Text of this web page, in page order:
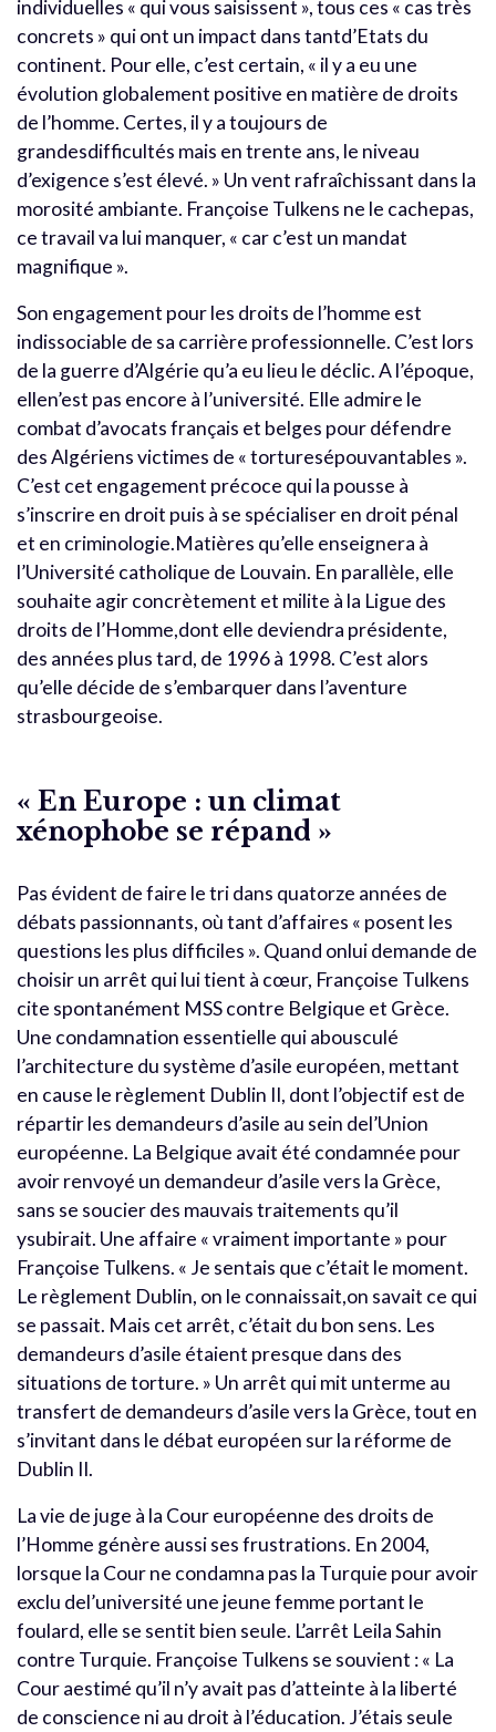
individuelles « qui vous saisissent », tous ces « cas très
concrets » qui ont un impact dans tantd’Etats du
continent. Pour elle, c’est certain, « il y a eu une
évolution globalement positive en matière de droits
de l’homme. Certes, il y a toujours de
grandesdifficultés mais en trente ans, le niveau
d’exigence s’est élevé. » Un vent rafraîchissant dans la
morosité ambiante. Françoise Tulkens ne le cachepas,
ce travail va lui manquer, « car c’est un mandat
magnifique ».
Son engagement pour les droits de l’homme est
indissociable de sa carrière professionnelle. C’est lors
de la guerre d’Algérie qu’a eu lieu le déclic. A l’époque,
ellen’est pas encore à l’université. Elle admire le
combat d’avocats français et belges pour défendre
des Algériens victimes de « torturesépouvantables ».
C’est cet engagement précoce qui la pousse à
s’inscrire en droit puis à se spécialiser en droit pénal
et en criminologie.Matières qu’elle enseignera à
l’Université catholique de Louvain. En parallèle, elle
souhaite agir concrètement et milite à la Ligue des
droits de l’Homme,dont elle deviendra présidente,
des années plus tard, de 1996 à 1998. C’est alors
qu’elle décide de s’embarquer dans l’aventure
strasbourgeoise.
« En Europe : un climat
xénophobe se répand »
Pas évident de faire le tri dans quatorze années de
débats passionnants, où tant d’affaires « posent les
questions les plus difficiles ». Quand onlui demande de
choisir un arrêt qui lui tient à cœur, Françoise Tulkens
cite spontanément MSS contre Belgique et Grèce.
Une condamnation essentielle qui abousculé
l’architecture du système d’asile européen, mettant
en cause le règlement Dublin II, dont l’objectif est de
répartir les demandeurs d’asile au sein del’Union
européenne. La Belgique avait été condamnée pour
avoir renvoyé un demandeur d’asile vers la Grèce,
sans se soucier des mauvais traitements qu’il
ysubirait. Une affaire « vraiment importante » pour
Françoise Tulkens. « Je sentais que c’était le moment.
Le règlement Dublin, on le connaissait,on savait ce qui
se passait. Mais cet arrêt, c’était du bon sens. Les
demandeurs d’asile étaient presque dans des
situations de torture. » Un arrêt qui mit unterme au
transfert de demandeurs d’asile vers la Grèce, tout en
s’invitant dans le débat européen sur la réforme de
Dublin II.
La vie de juge à la Cour européenne des droits de
l’Homme génère aussi ses frustrations. En 2004,
lorsque la Cour ne condamna pas la Turquie pour avoir
exclu del’université une jeune femme portant le
foulard, elle se sentit bien seule. L’arrêt Leila Sahin
contre Turquie. Françoise Tulkens se souvient : « La
Cour aestimé qu’il n’y avait pas d’atteinte à la liberté
de conscience ni au droit à l’éducation. J’étais seule